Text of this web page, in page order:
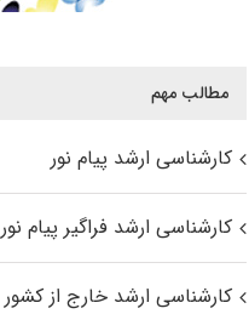
مطالب مهم
کارشناسی ارشد پیام نور
کارشناسی ارشد فراگیر پیام نور
کارشناسی ارشد خارج از کشور